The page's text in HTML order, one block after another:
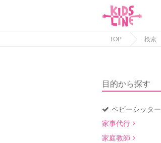
TOP 検索
目的から探す
ベビーシッター
家事代行
家庭教師